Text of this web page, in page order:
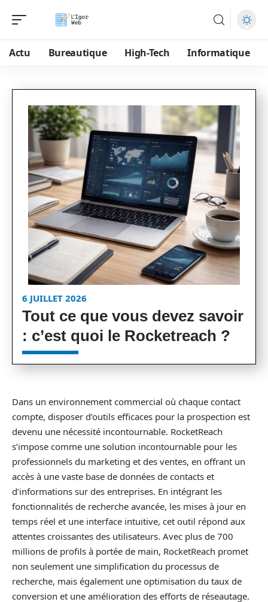
Actu Bureautique High-Tech Informatique
6 JUILLET 2026
Tout ce que vous devez savoir
: c’est quoi le Rocketreach ?
Dans un environnement commercial où chaque contact
compte, disposer d’outils efficaces pour la prospection est
devenu une nécessité incontournable. RocketReach
s’impose comme une solution incontournable pour les
professionnels du marketing et des ventes, en offrant un
accès à une vaste base de données de contacts et
d’informations sur des entreprises. En intégrant les
fonctionnalités de recherche avancée, les mises à jour en
temps réel et une interface intuitive, cet outil répond aux
attentes croissantes des utilisateurs. Avec plus de 700
millions de profils à portée de main, RocketReach promet
non seulement une simplification du processus de
recherche, mais également une optimisation du taux de
conversion et une amélioration des efforts de réseautage.